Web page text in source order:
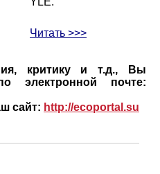
Читать >>>
критику и т.д., Вы
электронной почте:
сайт: http://ecoportal.su